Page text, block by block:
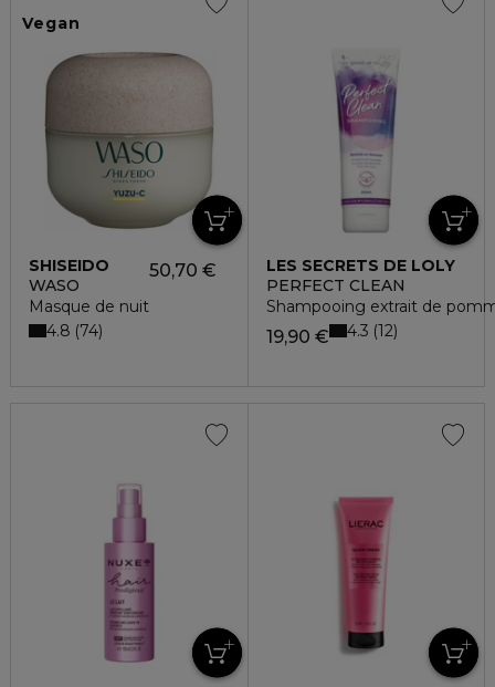
Vegan
SHISEIDO
WASO
Masque de nuit
50,70 €
4.8 74
LES SECRETS DE LOLY
PERFECT CLEAN
Shampooing extrait de
19,90 € 4.3 12